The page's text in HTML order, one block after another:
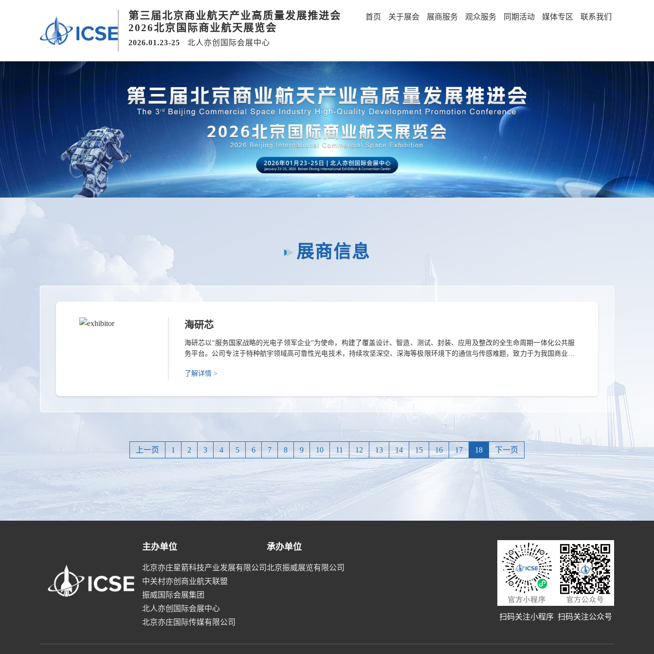
第三届北京商业航天产业高质量发展推进会
2026北京国际商业航天展览会
2026.01.23-25 北人亦创国际会展中心
首页 关于展会 展商服务 观众服务 同期活动 媒体专区 联系我们
展商信息
海研芯
海研芯以“服务国家战略的光电子领军企业”为使命，构建了覆盖设计、智造、测试、封装、应用及整改的全生命周期一体化公共服
务平台。公司专注于特种航宇领域高可靠性光电技术，持续攻坚深空、深海等极限环境下的通信与传感难题，致力于为我国商业航
体系，为全球产业链赋能。展会期间，海研芯期待与业界同仁携手，以高可靠的产品与解决方案，共同护航中国商业航天新征程。
等产...
了解详情 >
上一页 1 2 3 4 5 6 7 8 9 10 11 12 13 14 15 16 17 18 下一页
主办单位
北京亦庄星箭科技产业发展有限公司
中关村亦创商业航天联盟
振威国际会展集团
北人亦创国际会展中心
北京亦庄国际传媒有限公司
承办单位
北京振威展览有限公司
扫码关注小程序 扫码关注公众号